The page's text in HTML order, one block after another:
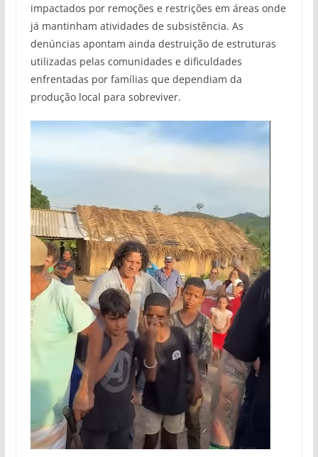
impactados por remoções e restrições em áreas onde
já mantinham atividades de subsistência. As
denúncias apontam ainda destruição de estruturas
utilizadas pelas comunidades e dificuldades
enfrentadas por famílias que dependiam da
produção local para sobreviver.